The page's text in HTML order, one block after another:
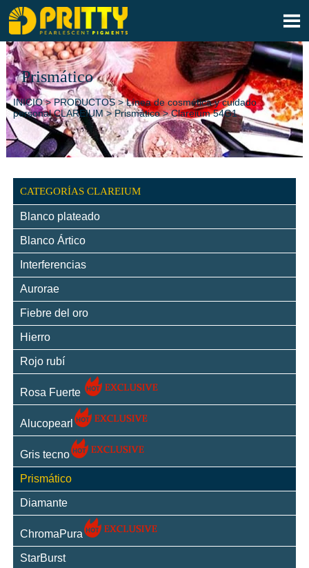

Prismático
INICIO>PRODUCTOS>Línea de cosmética y cuidado
personal CLAREIUM>Prismático>Clareium 54G1
CATEGORÍAS CLAREIUM
Blanco plateado
Blanco Ártico
Interferencias
Aurorae
Fiebre del oro
Hierro
Rojo rubí
Rosa Fuerte
Alucopearl
Gris tecno
Prismático
Diamante
ChromaPura
StarBurst